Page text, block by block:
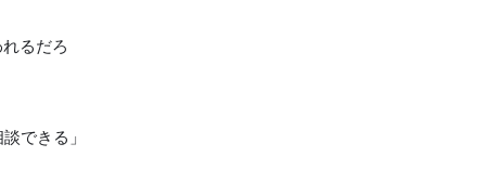
るだろ
できる」